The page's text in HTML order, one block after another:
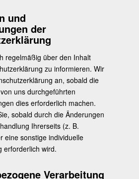
und
der
regelmäßig über den Inhalt
zu informieren. Wir
an, sobald die
uns durchgeführten
dies erforderlich machen.
sobald durch die Änderungen
Ihrerseits (z. B.
eine sonstige individuelle
erforderlich wird.
Verarbeitung